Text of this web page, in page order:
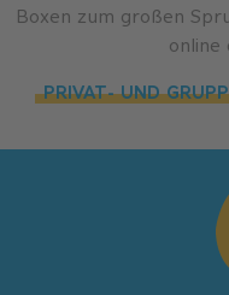
Boxen zum großen
online
PRIVAT- UND